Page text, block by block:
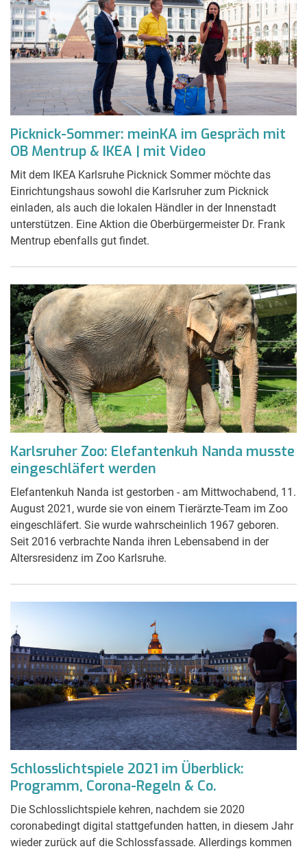
Picknick-Sommer: meinKA im Gespräch mit
OB Mentrup & IKEA | mit Video
Mit dem IKEA Karlsruhe Picknick Sommer möchte das
Einrichtungshaus sowohl die Karlsruher zum Picknick
einladen, als auch die lokalen Händler in der Innenstadt
unterstützen. Eine Aktion die Oberbürgermeister Dr. Frank
Mentrup ebenfalls gut findet.
Karlsruher Zoo: Elefantenkuh Nanda musste
eingeschläfert werden
Elefantenkuh Nanda ist gestorben - am Mittwochabend, 11.
August 2021, wurde sie von einem Tierärzte-Team im Zoo
eingeschläfert. Sie wurde wahrscheinlich 1967 geboren.
Seit 2016 verbrachte Nanda ihren Lebensabend in der
Altersresidenz im Zoo Karlsruhe.
Schlosslichtspiele 2021 im Überblick:
Programm, Corona-Regeln & Co.
Die Schlosslichtspiele kehren, nachdem sie 2020
coronabedingt digital stattgefunden hatten, in diesem Jahr
wieder zurück auf die Schlossfassade. Allerdings kommen